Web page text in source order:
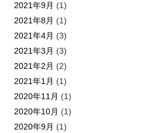
2021年9月 (1)
2021年8月 (1)
2021年4月 (3)
2021年3月 (3)
2021年2月 (2)
2021年1月 (1)
2020年11月 (1)
2020年10月 (1)
2020年9月 (1)